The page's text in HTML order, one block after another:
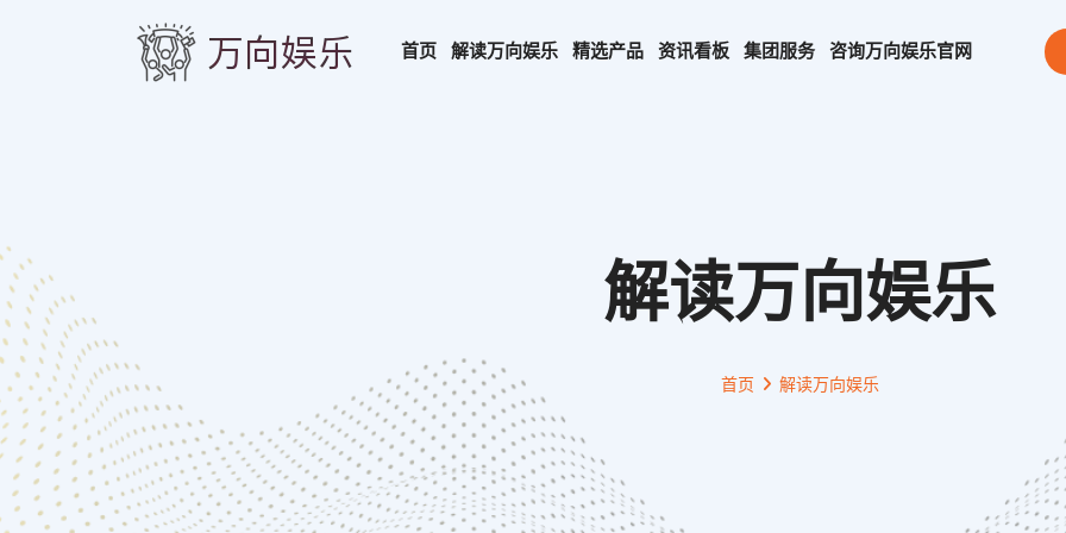
首页 解读万向娱乐 精选产品 资讯看板 集团服务 咨询万向娱乐官网
解读万向娱乐
首页 解读万向娱乐